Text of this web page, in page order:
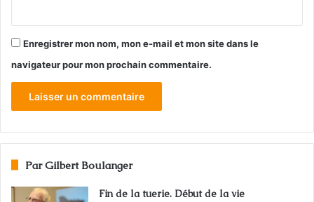
Enregistrer mon nom, mon e-mail et mon site dans le
navigateur pour mon prochain commentaire.
Par Gilbert Boulanger
Fin de la tuerie. Début de la vie